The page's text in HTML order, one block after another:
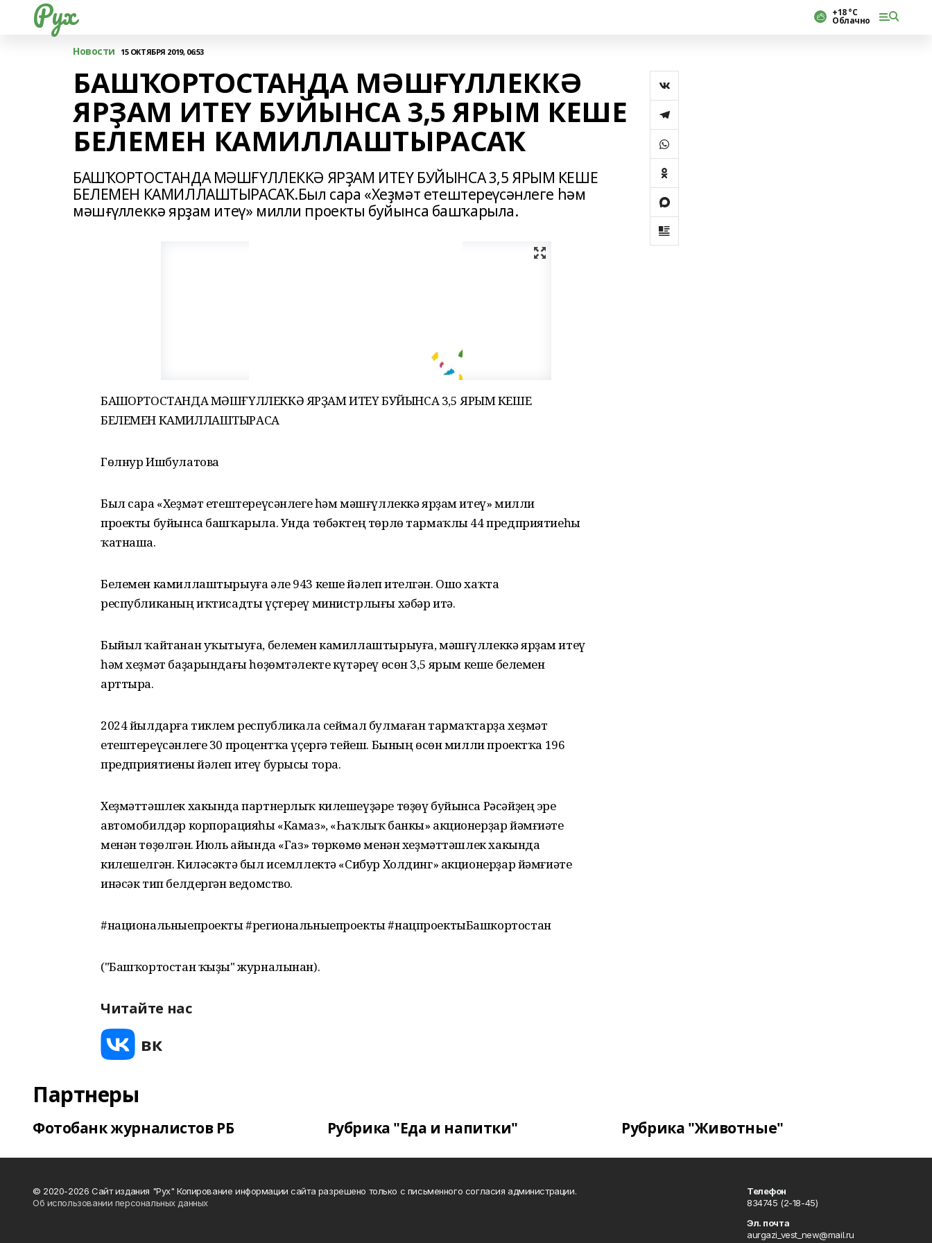
Рух +18 °С
Облачно
Новости 15 ОКТЯБРЯ 2019, 06:53
БАШҠОРТОСТАНДА МӘШҒҮЛЛЕККӘ
ЯРҘАМ ИТЕҮ БУЙЫНСА 3,5 ЯРЫМ КЕШЕ
БЕЛЕМЕН КАМИЛЛАШТЫРАСАҠ
БАШҠОРТОСТАНДА МӘШҒҮЛЛЕККӘ ЯРҘАМ ИТЕҮ БУЙЫНСА 3,5 ЯРЫМ КЕШЕ
БЕЛЕМЕН КАМИЛЛАШТЫРАСАҠ.Был сара «Хеҙмәт етештереүсәнлеге һәм
мәшғүллеккә ярҙам итеү» милли проекты буйынса башҡарыла.
БАШҠОРТОСТАНДА МӘШҒҮЛЛЕККӘ ЯРҘАМ ИТЕҮ БУЙЫНСА 3,5 ЯРЫМ КЕШЕ
БЕЛЕМЕН КАМИЛЛАШТЫРАСАҠ
Гөлнур Ишбулатова
Был сара «Хеҙмәт етештереүсәнлеге һәм мәшғүллеккә ярҙам итеү» милли
проекты буйынса башҡарыла. Унда төбәктең төрлө тармаҡлы 44 предприятиеһы
ҡатнаша.
Белемен камиллаштырыуға әле 943 кеше йәлеп ителгән. Ошо хаҡта
республиканың иҡтисадты үҫтереү министрлығы хәбәр итә.
Быйыл ҡайтанан уҡытыуға, белемен камиллаштырыуға, мәшғүллеккә ярҙам итеү
һәм хеҙмәт баҙарындағы һөҙөмтәлекте күтәреү өсөн 3,5 ярым кеше белемен
арттыра.
2024 йылдарға тиклем республикала сеймал булмаған тармаҡтарҙа хеҙмәт
етештереүсәнлеге 30 процентҡа үҫергә тейеш. Бының өсөн милли проектҡа 196
предприятиены йәлеп итеү бурысы тора.
Хеҙмәттәшлек хакында партнерлыҡ килешеүҙәре төҙөү буйынса Рәсәйҙең эре
автомобилдәр корпорацияһы «Камаз», «Һаҡлыҡ банкы» акционерҙар йәмғиәте
менән төҙөлгән. Июль айында «Газ» төркөмө менән хеҙмәттәшлек хакында
килешелгән. Киләсәктә был исемллектә «Сибур Холдинг» акционерҙар йәмғиәте
инәсәк тип белдергән ведомство.
#национальныепроекты #региональныепроекты #нацпроектыБашкортостан
("Башҡортостан ҡыҙы" журналынан).
Читайте нас
Партнеры
Фотобанк журналистов РБ Рубрика "Еда и напитки" Рубрика "Животные"
© 2020-2026 Сайт издания "Рух" Копирование информации сайта разрешено только с письменного согласия администрации.
Об использовании персональных данных
Телефон
834745 (2-18-45)
Эл. почта
aurgazi_vest_new@mail.ru